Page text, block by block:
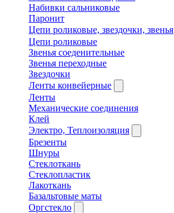
Набивки сальниковые
Паронит
Цепи роликовые, звездочки, звенья
Цепи роликовые
Звенья соеденительные
Звенья переходные
Звездочки
Ленты конвейерные
Ленты
Механические соединения
Клей
Электро, Теплоизоляция
Брезенты
Шнуры
Стеклоткань
Стеклопластик
Лакоткань
Базальтовые маты
Оргстекло